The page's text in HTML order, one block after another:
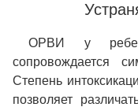
ОРВИ у
сопровождается
Степень
позволяет